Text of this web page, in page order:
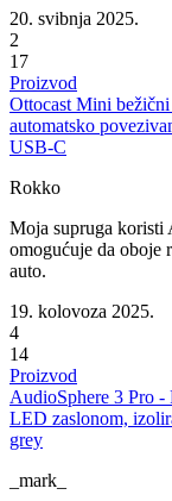
20. svibnja 2025.
2
17
Proizvod
Ottocast Mini
automatsko
USB-C
Rokko
Moja supruga koristi
omogućuje da oboje
auto.
19. kolovoza 2025.
4
14
Proizvod
AudioSphere 3 Pro -
LED zaslonom,
grey
_mark_